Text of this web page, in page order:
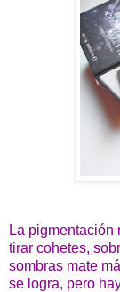
La pigmentación
tirar cohetes,
sombras mate
se logra, pero